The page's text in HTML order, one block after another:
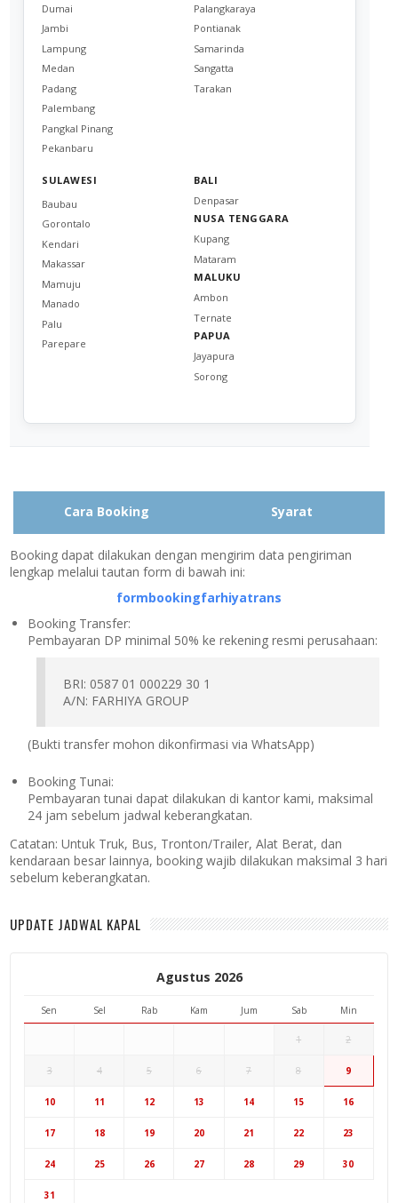
Dumai
Jambi
Lampung
Medan
Padang
Palembang
Pangkal Pinang
Pekanbaru
Palangkaraya
Pontianak
Samarinda
Sangatta
Tarakan
SULAWESI
Baubau
Gorontalo
Kendari
Makassar
Mamuju
Manado
Palu
Parepare
BALI
Denpasar
NUSA TENGGARA
Kupang
Mataram
MALUKU
Ambon
Ternate
PAPUA
Jayapura
Sorong
Cara Booking Syarat
Booking dapat dilakukan dengan mengirim data pengiriman
lengkap melalui tautan form di bawah ini:
formbookingfarhiyatrans
Booking Transfer:
Pembayaran DP minimal 50% ke rekening resmi perusahaan:
BRI: 0587 01 000229 30 1
A/N: FARHIYA GROUP
(Bukti transfer mohon dikonfirmasi via WhatsApp)
Booking Tunai:
Pembayaran tunai dapat dilakukan di kantor kami, maksimal
24 jam sebelum jadwal keberangkatan.
Catatan: Untuk Truk, Bus, Tronton/Trailer, Alat Berat, dan
kendaraan besar lainnya, booking wajib dilakukan maksimal 3 hari
sebelum keberangkatan.
UPDATE JADWAL KAPAL
Agustus 2026
Sen Sel Rab Kam Jum Sab Min
1 2
3 4 5 6 7 8 9
10 11 12 13 14 15 16
17 18 19 20 21 22 23
24 25 26 27 28 29 30
31